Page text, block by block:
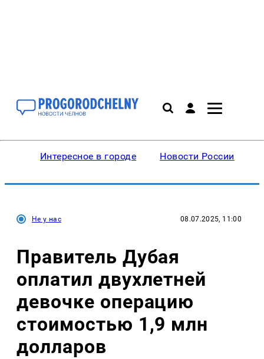
Интересное в городе Новости России
Не у нас 08.07.2025, 11:00
Правитель Дубая
оплатил двухлетней
девочке операцию
стоимостью 1,9 млн
долларов